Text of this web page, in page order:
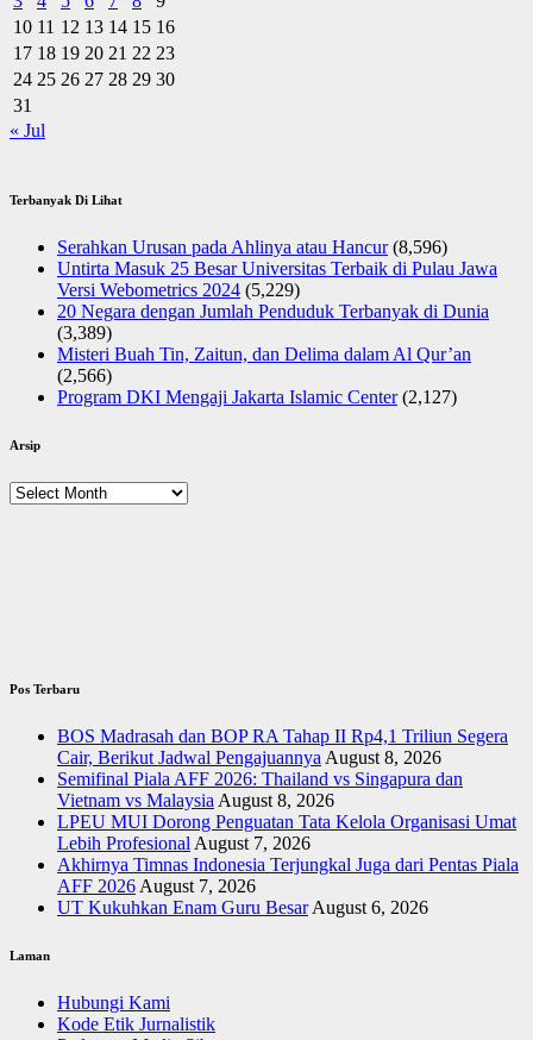
10 11 12 13 14 15 16
17 18 19 20 21 22 23
24 25 26 27 28 29 30
31
« Jul
Terbanyak Di Lihat
Serahkan Urusan pada Ahlinya atau Hancur (8,596)
Untirta Masuk 25 Besar Universitas Terbaik di Pulau Jawa
Versi Webometrics 2024 (5,229)
20 Negara dengan Jumlah Penduduk Terbanyak di Dunia
(3,389)
Misteri Buah Tin, Zaitun, dan Delima dalam Al Qur’an
(2,566)
Program DKI Mengaji Jakarta Islamic Center (2,127)
Arsip
Arsip
Pos Terbaru
BOS Madrasah dan BOP RA Tahap II Rp4,1 Triliun Segera
Cair, Berikut Jadwal Pengajuannya August 8, 2026
Semifinal Piala AFF 2026: Thailand vs Singapura dan
Vietnam vs Malaysia August 8, 2026
LPEU MUI Dorong Penguatan Tata Kelola Organisasi Umat
Lebih Profesional August 7, 2026
Akhirnya Timnas Indonesia Terjungkal Juga dari Pentas Piala
AFF 2026 August 7, 2026
UT Kukuhkan Enam Guru Besar August 6, 2026
Laman
Hubungi Kami
Kode Etik Jurnalistik